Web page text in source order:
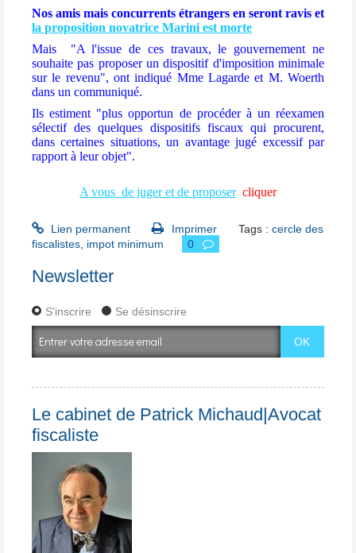
Nos amis mais concurrents étrangers en seront ravis et
la proposition novatrice Marini est morte
Mais
"A l'issue de ces travaux, le gouvernement ne
souhaite pas proposer un dispositif d'imposition minimale
sur le revenu", ont indiqué Mme Lagarde et M. Woerth
dans un communiqué.
Ils estiment "plus opportun de procéder à un réexamen
sélectif des quelques dispositifs fiscaux qui procurent,
dans certaines situations, un avantage jugé excessif par
rapport à leur objet".
A vous de juger et de proposercliquer
Lien permanent Imprimer Tags : cercle des
fiscalistes impot minimum 0
Newsletter
S'inscrire Se désinscrire
Le cabinet de Patrick Michaud|Avocat
fiscaliste